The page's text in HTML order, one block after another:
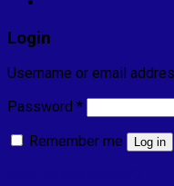
Login
Username or email
Password *
Remember me
Log in